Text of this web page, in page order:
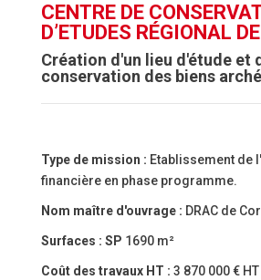
CENTRE DE
D’ETUDES RÉGIONAL
Création d'un lieu d'étude et
conservation des biens
Type de mission : Etablissement de
financière en phase programme.
Nom maître d'ouvrage : DRAC de
Surfaces : SP 1690 m²
Coût des travaux HT : 3 870 000 € HT